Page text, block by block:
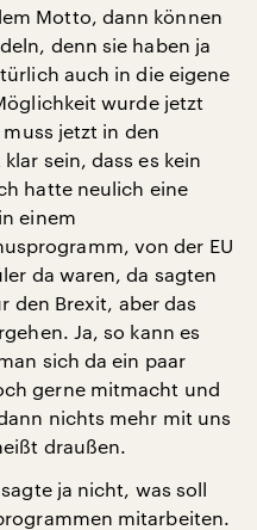
Motto, dann können
denn sie haben ja
auch in die eigene
wurde jetzt
jetzt in den
sein, dass es kein
hatte neulich eine
einem
von der EU
da waren, da sagten
den Brexit, aber das
Ja, so kann es
sich da ein paar
gerne mitmacht und
nichts mehr mit uns
draußen.
ja nicht, was soll
mitarbeiten.